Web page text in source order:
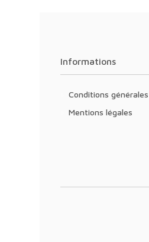
Informations
Conditions
Mentions légales